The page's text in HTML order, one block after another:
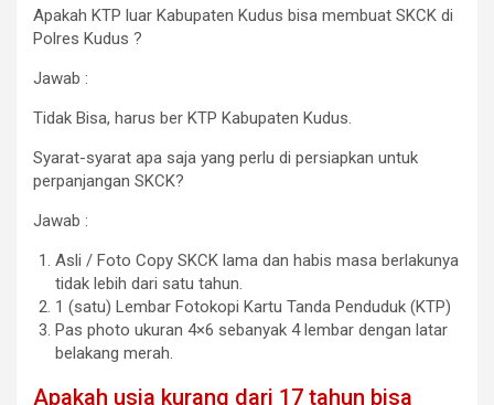
Apakah KTP luar Kabupaten Kudus bisa membuat SKCK di
Polres Kudus ?
Jawab :
Tidak Bisa, harus ber KTP Kabupaten Kudus.
Syarat-syarat apa saja yang perlu di persiapkan untuk
perpanjangan SKCK?
Jawab :
Asli / Foto Copy SKCK lama dan habis masa berlakunya
tidak lebih dari satu tahun.
1 (satu) Lembar Fotokopi Kartu Tanda Penduduk (KTP)
Pas photo ukuran 4×6 sebanyak 4 lembar dengan latar
belakang merah.
Apakah usia kurang dari 17 tahun bisa